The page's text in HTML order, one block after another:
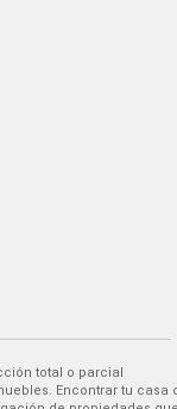
total o parcial